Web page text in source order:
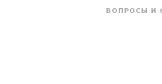
ВОПРОСЫ И